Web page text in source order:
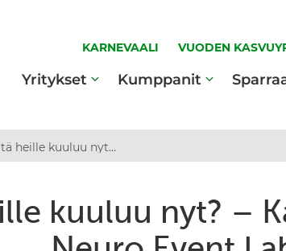
KARNEVAALI VUODEN
Yritykset Kumppanit
Mitä heille kuuluu nyt? – Kaapo Annala, Neuro Event Labs
kuuluu nyt? –